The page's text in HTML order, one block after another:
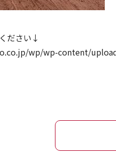
ださい↓
wp/wp-content/